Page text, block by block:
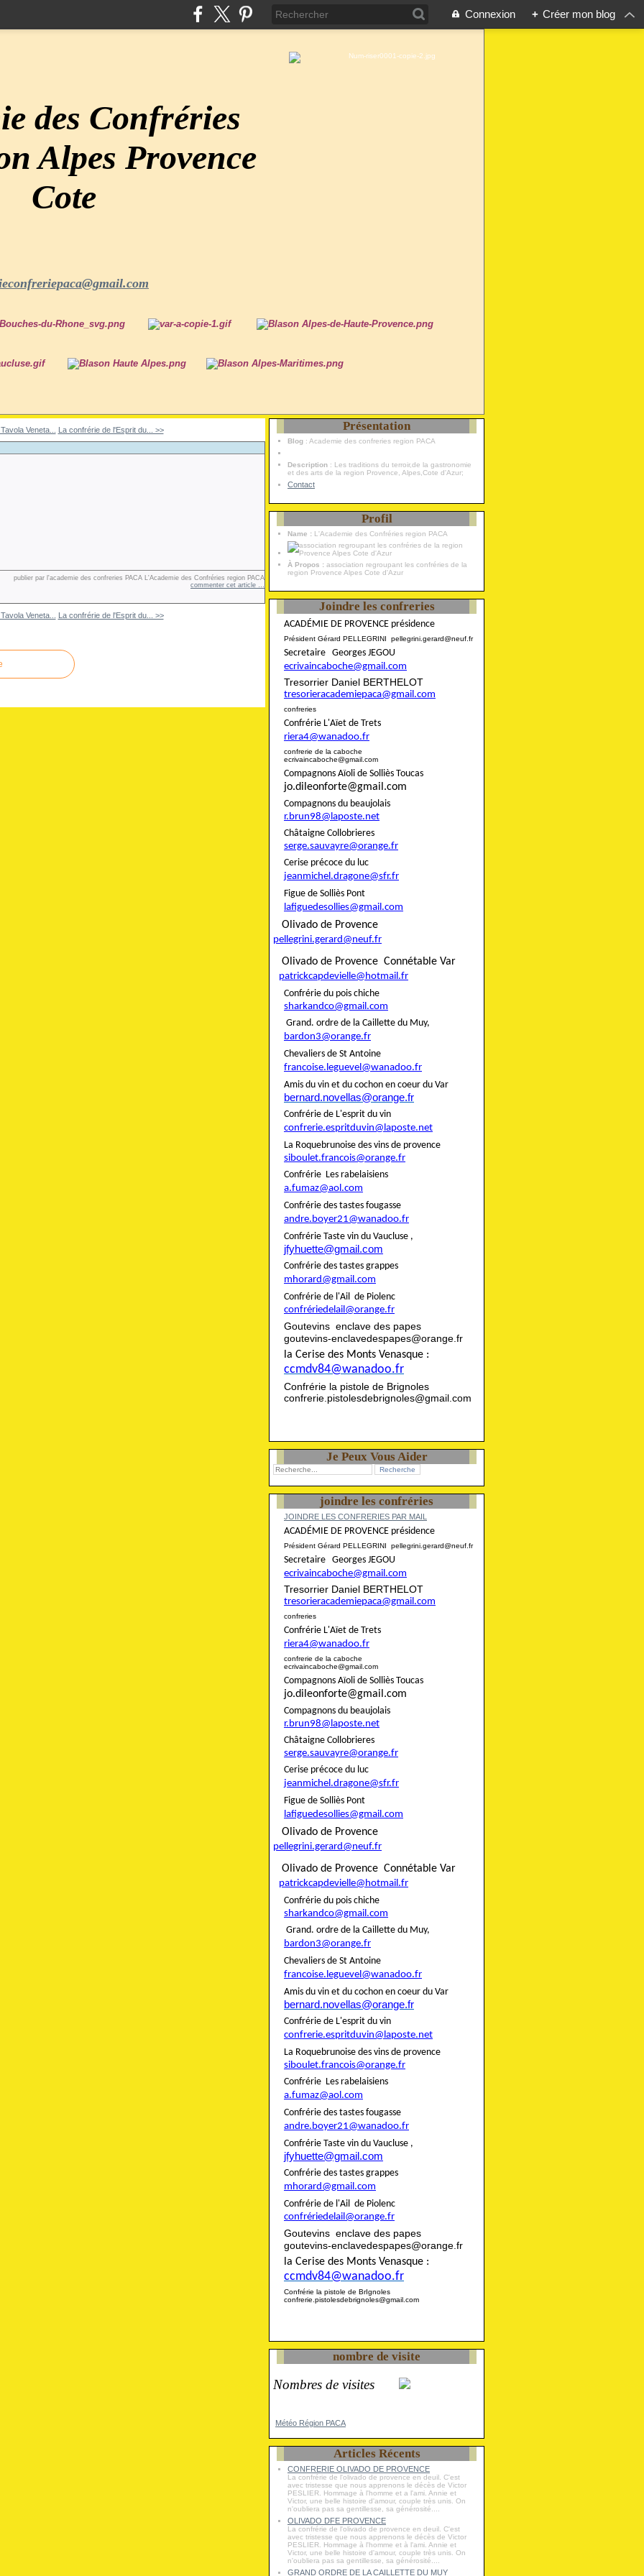
Connexion + Créer mon blog
des Confréries
Alpes Provence
Cote
Veneta... La confrérie de l'Esprit du... >>
publier par l'academie des confreries PACA L'Academie des Confréries region PACA
commenter cet article
Veneta... La confrérie de l'Esprit du... >>
Présentation
Blog : Academie des confreries region PACA
Description : Les traditions du terroir,de la gastronomie
et des arts de la region Provence, Alpes,Cote d'Azur;
Contact
Profil
Name : L'Academie des Confréries region PACA
À Propos : association regroupant les confréries de la
region Provence Alpes Cote d'Azur
Joindre les confreries
ACADÉMIE DE PROVENCE présidence
Président Gérard PELLEGRINI pellegrini.gerard@neuf.fr
Secretaire Georges JEGOU
ecrivaincaboche@gmail.com
Tresorrier Daniel BERTHELOT
tresorieracademiepaca@gmail.com
confreries
Confrérie L'Aïet de Trets
riera4@wanadoo.fr
confrerie de la caboche
ecrivaincaboche@gmail.com
Compagnons Aïoli de Solliès Toucas
jo.dileonforte@gmail.com
Compagnons du beaujolais
r.brun98@laposte.net
Châtaigne Collobrieres
serge.sauvayre@orange.fr
Cerise précoce du luc
jeanmichel.dragone@sfr.fr
Figue de Solliès Pont
lafiguedesollies@gmail.com
Olivado de Provence
pellegrini.gerard@neuf.fr
Olivado de Provence Connétable Var
patrickcapdevielle@hotmail.fr
Confrérie du pois chiche
sharkandco@gmail.com
Grand. ordre de la Caillette du Muy,
bardon3@orange.fr
Chevaliers de St Antoine
francoise.leguevel@wanadoo.fr
Amis du vin et du cochon en coeur du Var
bernard.novellas@orange.fr
Confrérie de L'esprit du vin
confrerie.espritduvin@laposte.net
La Roquebrunoise des vins de provence
siboulet.francois@orange.fr
Confrérie Les rabelaisiens
a.fumaz@aol.com
Confrérie des tastes fougasse
andre.boyer21@wanadoo.fr
Confrérie Taste vin du Vaucluse ,
jfyhuette@gmail.com
Confrérie des tastes grappes
mhorard@gmail.com
Confrérie de l'Ail de Piolenc
confrériedelail@orange.fr
Goutevins enclave des papes
goutevins-enclavedespapes@orange.fr
la Cerise des Monts Venasque :
ccmdv84@wanadoo.fr
Confrérie la pistole de Brignoles
confrerie.pistolesdebrignoles@gmail.com
Je Peux Vous Aider
joindre les confréries
JOINDRE LES CONFRERIES PAR MAIL
ACADÉMIE DE PROVENCE présidence
Président Gérard PELLEGRINI pellegrini.gerard@neuf.fr
Secretaire Georges JEGOU
ecrivaincaboche@gmail.com
Tresorrier Daniel BERTHELOT
tresorieracademiepaca@gmail.com
confreries
Confrérie L'Aïet de Trets
riera4@wanadoo.fr
confrerie de la caboche
ecrivaincaboche@gmail.com
Compagnons Aïoli de Solliès Toucas
jo.dileonforte@gmail.com
Compagnons du beaujolais
r.brun98@laposte.net
Châtaigne Collobrieres
serge.sauvayre@orange.fr
Cerise précoce du luc
jeanmichel.dragone@sfr.fr
Figue de Solliès Pont
lafiguedesollies@gmail.com
Olivado de Provence
pellegrini.gerard@neuf.fr
Olivado de Provence Connétable Var
patrickcapdevielle@hotmail.fr
Confrérie du pois chiche
sharkandco@gmail.com
Grand. ordre de la Caillette du Muy,
bardon3@orange.fr
Chevaliers de St Antoine
francoise.leguevel@wanadoo.fr
Amis du vin et du cochon en coeur du Var
bernard.novellas@orange.fr
Confrérie de L'esprit du vin
confrerie.espritduvin@laposte.net
La Roquebrunoise des vins de provence
siboulet.francois@orange.fr
Confrérie Les rabelaisiens
a.fumaz@aol.com
Confrérie des tastes fougasse
andre.boyer21@wanadoo.fr
Confrérie Taste vin du Vaucluse ,
jfyhuette@gmail.com
Confrérie des tastes grappes
mhorard@gmail.com
Confrérie de l'Ail de Piolenc
confrériedelail@orange.fr
Goutevins enclave des papes
goutevins-enclavedespapes@orange.fr
la Cerise des Monts Venasque :
ccmdv84@wanadoo.fr
Confrérie la pistole de BrIgnoles
confrerie.pistolesdebrignoles@gmail.com
nombre de visite
Nombres de visites
Météo Région PACA
Articles Récents
CONFRERIE OLIVADO DE PROVENCE
La confrérie de l'olivado de provence en deuil. C'est
avec tristesse que nous apprenons le décès de Victor
PESLIER. Hommage à l'homme et a l'ami. Annie et
Victor, une belle histoire d'amour, couple très unis. On
n'oubliera pas sa gentillesse, sa générosité....
OLIVADO DFE PROVENCE
La confrérie de l'olivado de provence en deuil. C'est
avec tristesse que nous apprenons le décès de Victor
PESLIER. Hommage à l'homme et à l'ami. Annie et
Victor, une belle histoire d'amour, couple très unis. On
n'oubliera pas sa gentillesse, sa générosité....
GRAND ORDRE DE LA CAILLETTE DU MUY